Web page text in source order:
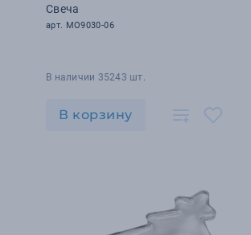
Свеча
арт. MO9030-06
В наличии 35243 шт.
В корзину